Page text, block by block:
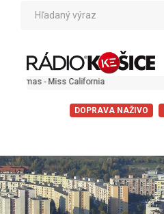
DOPRAVA NAŽIVO